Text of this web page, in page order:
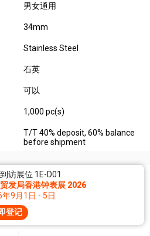
男女通用
34mm
Stainless Steel
石英
可以
1,000 pc(s)
T/T 40% deposit, 60% balance
before shipment
访展位 1E-D01
发局香港钟表展 2026
9月1日 - 5日
登记